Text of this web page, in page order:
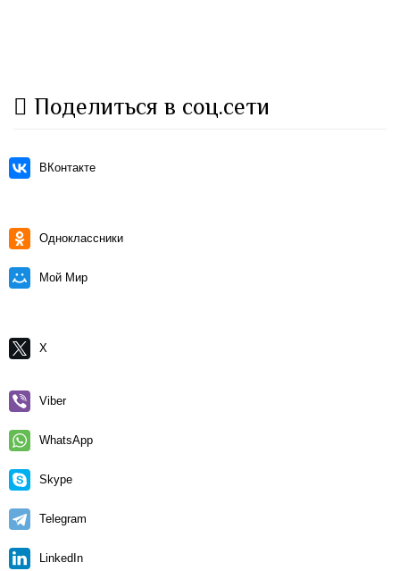
Поделиться в соц.сети
ВКонтакте
Одноклассники
Мой Мир
X
Viber
WhatsApp
Skype
Telegram
LinkedIn